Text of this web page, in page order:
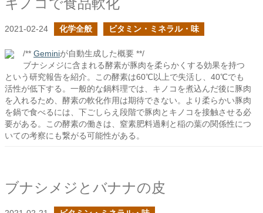
キノコで食品軟化
2021-02-24 化学全般 ビタミン・ミネラル・味
/** Geminiが自動生成した概要 **/
ブナシメジに含まれる酵素が豚肉を柔らかくする効果を持つ
という研究報告を紹介。この酵素は60℃以上で失活し、40℃でも
活性が低下する。一般的な鍋料理では、キノコを煮込んだ後に豚肉
を入れるため、酵素の軟化作用は期待できない。より柔らかい豚肉
を鍋で食べるには、下ごしらえ段階で豚肉とキノコを接触させる必
要がある。この酵素の働きは、窒素肥料過剰と稲の葉の関係性につ
いての考察にも繋がる可能性がある。
ブナシメジとバナナの皮